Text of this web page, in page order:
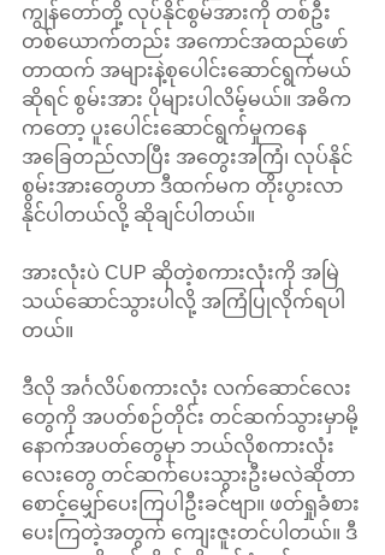
ကျွန်တော်တို့ လုပ်နိုင်စွမ်အားကို တစ်ဦး
တစ်ယောက်တည်း အကောင်အထည်ဖော်
တာထက် အများနဲ့စုပေါင်းဆောင်ရွက်မယ်
ဆိုရင် စွမ်းအား ပိုများပါလိမ့်မယ်။ အဓိက
ကတော့ ပူးပေါင်းဆောင်ရွက်မှုကနေ
အခြေတည်လာပြီး အတွေးအကြံ၊ လုပ်နိုင်
စွမ်းအားတွေဟာ ဒီထက်မက တိုးပွားလာ
နိုင်ပါတယ်လို့ ဆိုချင်ပါတယ်။
အားလုံးပဲ CUP ဆိုတဲ့စကားလုံးကို အမြဲ
သယ်ဆောင်သွားပါလို့ အကြံပြုလိုက်ရပါ
တယ်။
ဒီလို အင်္ဂလိပ်စကားလုံး လက်ဆောင်လေး
တွေကို အပတ်စဉ်တိုင်း တင်ဆက်သွားမှာမို့
နောက်အပတ်တွေမှာ ဘယ်လိုစကားလုံး
လေးတွေ တင်ဆက်ပေးသွားဦးမလဲဆိုတာ
စောင့်မျှော်ပေးကြပါဦးခင်ဗျာ။ ဖတ်ရှုခံစား
ပေးကြတဲ့အတွက် ကျေးဇူးတင်ပါတယ်။ ဒီ